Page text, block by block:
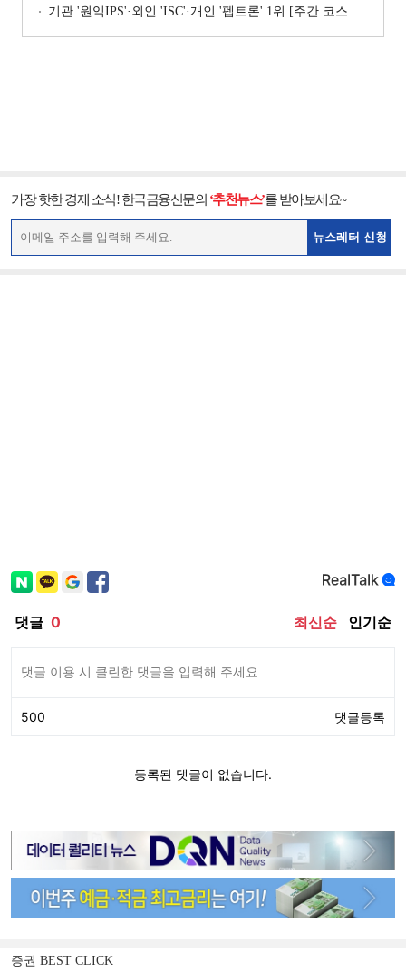
기관 '원익IPS'·외인 'ISC'·개인 '펩트론' 1위 [주간 코스닥 순매수- 2026년 7월6일~7월10일]
가장 핫한 경제 소식! 한국금융신문의 ‘추천뉴스’를 받아보세요~
뉴스레터 신청
증권 BEST CLICK